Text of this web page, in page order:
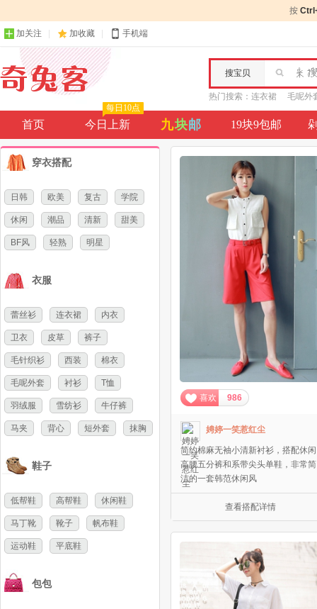
按
加关注 加收藏 手机端
搜宝贝
热门搜索： 连衣裙 毛呢外
首页 今日上新
每日10点
九块邮 19块9包邮
穿衣搭配
日韩 欧美 复古 学院
休闲 潮品 清新 甜美
BF风 轻熟 明星
衣服
蕾丝衫 连衣裙 内衣
卫衣 皮草 裤子
毛针织衫 西装 棉衣
毛呢外套 衬衫 T恤
羽绒服 雪纺衫 牛仔裤
马夹 背心 短外套 抹胸
鞋子
低帮鞋 高帮鞋 休闲鞋
马丁靴 靴子 帆布鞋
运动鞋 平底鞋
包包
喜欢 986
娉婷一笑惹红尘
简约棉麻无袖小清新衬衫，搭配休闲
高腰五分裤和系带尖头单鞋，非常简
洁的一套韩范休闲风
查看搭配详情